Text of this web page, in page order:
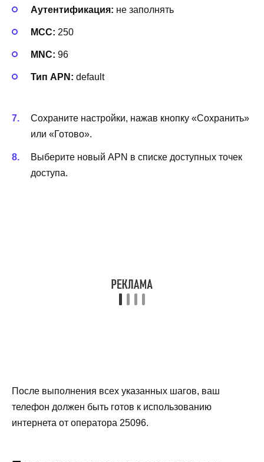
Аутентификация: не заполнять
MCC: 250
MNC: 96
Тип APN: default
Сохраните настройки, нажав кнопку «Сохранить»
или «Готово».
Выберите новый APN в списке доступных точек
доступа.
После выполнения всех указанных шагов, ваш
телефон должен быть готов к использованию
интернета от оператора 25096.